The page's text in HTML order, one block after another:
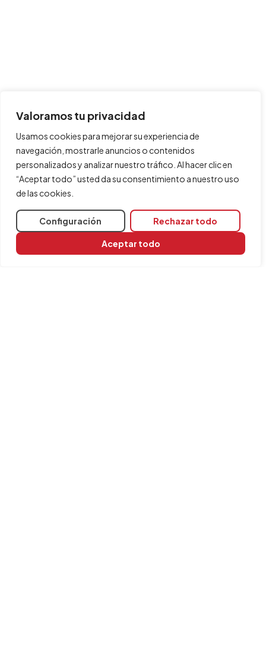
Valoramos tu privacidad
Usamos cookies para mejorar su experiencia de
navegación, mostrarle anuncios o contenidos
personalizados y analizar nuestro tráfico. Al hacer clic en
“Aceptar todo” usted da su consentimiento a nuestro uso
de las cookies.
Configuración Rechazar todo
Aceptar todo